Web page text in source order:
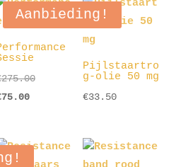
Aanbieding!
275.00Oorspronkelijke
75.00Huidige
€75.00.
Pijlstaartro
g-olie 50 mg
€33.50